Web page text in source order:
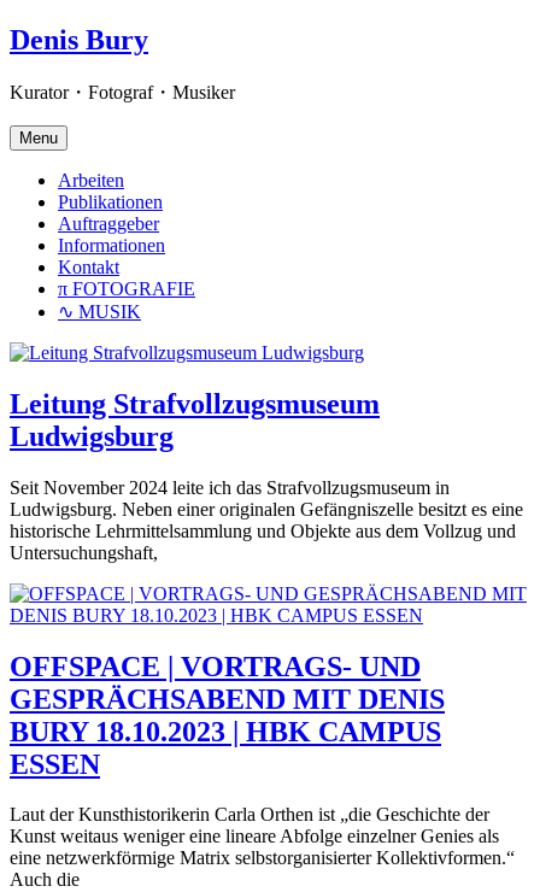
Skip
to
Denis Bury
Kurator・Fotograf・Musiker
Menu
Arbeiten
Publikationen
Auftraggeber
Informationen
Kontakt
π FOTOGRAFIE
∿ MUSIK
Leitung Strafvollzugsmuseum
Ludwigsburg
Seit November 2024 leite ich das Strafvollzugsmuseum in
Ludwigsburg. Neben einer originalen Gefängniszelle besitzt es eine
historische Lehrmittelsammlung und Objekte aus dem Vollzug und
Untersuchungshaft,
OFFSPACE | VORTRAGS- UND
GESPRÄCHSABEND MIT DENIS
BURY 18.10.2023 | HBK CAMPUS
ESSEN
Laut der Kunsthistorikerin Carla Orthen ist „die Geschichte der
Kunst weitaus weniger eine lineare Abfolge einzelner Genies als
eine netzwerkförmige Matrix selbstorganisierter Kollektivformen.“
Auch die